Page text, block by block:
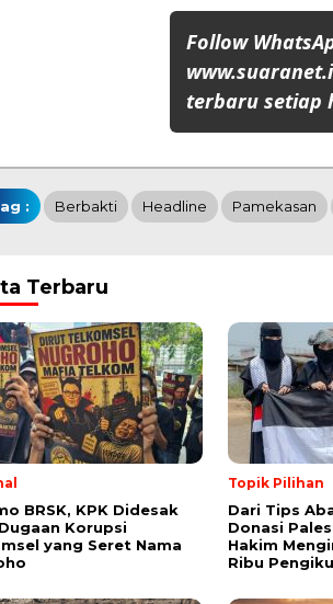
Follow
terbaru setiap
: Berbakti Headline Pamekasan
Terbaru
BRSK, KPK Didesak
Korupsi
yang Seret Nama
Topik Pilihan
Dari Tips
Donasi
Hakim
Ribu